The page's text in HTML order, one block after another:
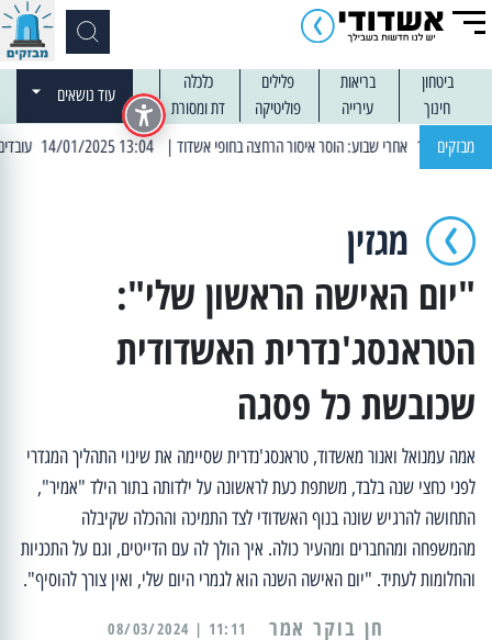
ביטחון בריאות פלילים
כלכלה
חינוך
עירייה פוליטיקה דת ומסורת
עוד נושאים
מבזקים | 13:04 14/01/2025 עובדים בלילות: עבודות קרצוף וריבוד אספלט
מגזין
"יום האישה הראשון שלי":
הטראנסג'נדרית האשדודית
שכובשת כל פסגה
אמה עמנואל ואנור מאשדוד, טראנסג'נדרית שסיימה את שינוי התהליך המגדרי
לפני כחצי שנה בלבד, משתפת כעת לראשונה על ילדותה בתור הילד "אמיר",
התחושה להרגיש שונה בנוף האשדודי לצד התמיכה וההכלה שקיבלה
מהמשפחה ומהחברים ומהעיר כולה. איך הולך לה עם הדייטים, וגם על התכניות
והחלומות לעתיד. "יום האישה השנה הוא לגמרי היום שלי, ואין צורך להוסיף".
11:11 | 08/03/2024